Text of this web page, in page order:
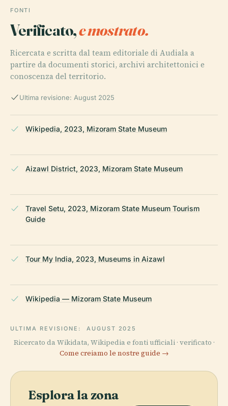
FONTI
Verificato,e mostrato.
Ricercata e scritta dal team editoriale di Audiala a
partire da documenti storici, archivi architettonici e
conoscenza del territorio.
Ultima revisione: August 2025
Wikipedia, 2023, Mizoram State Museum
Aizawl District, 2023, Mizoram State Museum
Travel Setu, 2023, Mizoram State Museum Tourism
Guide
Tour My India, 2023, Museums in Aizawl
Wikipedia — Mizoram State Museum
ULTIMA REVISIONE: AUGUST 2025
Ricercato da Wikidata, Wikipedia e fonti ufficiali · verificato ·
Come creiamo le nostre guide →
Esplora la zona